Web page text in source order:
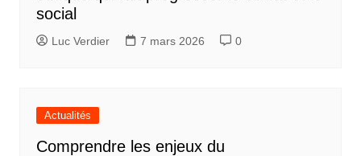
social
Luc Verdier 7 mars 2026 0
Actualités
Comprendre les enjeux du